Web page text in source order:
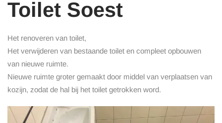
Toilet Soest
Het renoveren van toilet,
Het verwijderen van bestaande toilet en compleet opbouwen
van nieuwe ruimte.
Nieuwe ruimte groter gemaakt door middel van verplaatsen van
kozijn, zodat de hal bij het toilet getrokken word.